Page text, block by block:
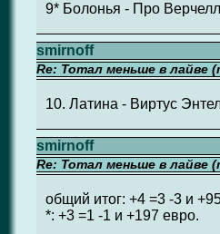
9* Болонья - Про
smirnoff
Re: Тотал меньше в лайве
10. Латина - Виртус
smirnoff
Re: Тотал меньше в лайве
общий итог: +4 =3 -3 и
*: +3 =1 -1 и +197 евро.